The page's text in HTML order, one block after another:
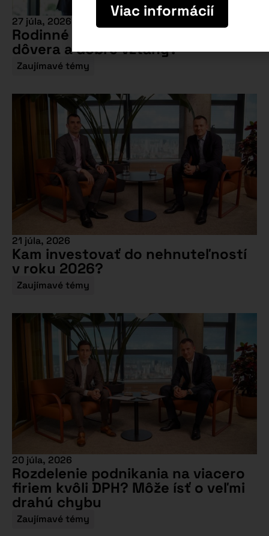
27 júla, 2026
Rodinné firmy: Prečo nestačí
dôvera a dobré vzťahy?
Zaujímavé témy
21 júla, 2026
Kam investovať do nehnuteľností
v roku 2026?
Zaujímavé témy
20 júla, 2026
Rozdelenie podnikania na viacero
firiem kvôli DPH? Môže ísť o veľmi
drahú chybu
Zaujímavé témy
Viac informácií